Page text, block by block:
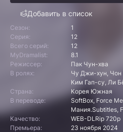
Добавить в список
Сезон:
1
Серия:
12
Всего серий:
12
MyDramalist:
8.1
Режиссер:
Пак Чун-хва
В ролях:
Чу Джи-хун,
Ким Гап-су, Ли
Страна:
Корея Южная
В переводе:
SoftBox, Force
Мания.Subtitles,
Качество:
WEB-DLRip 720p
Премьера:
23 ноября 2024